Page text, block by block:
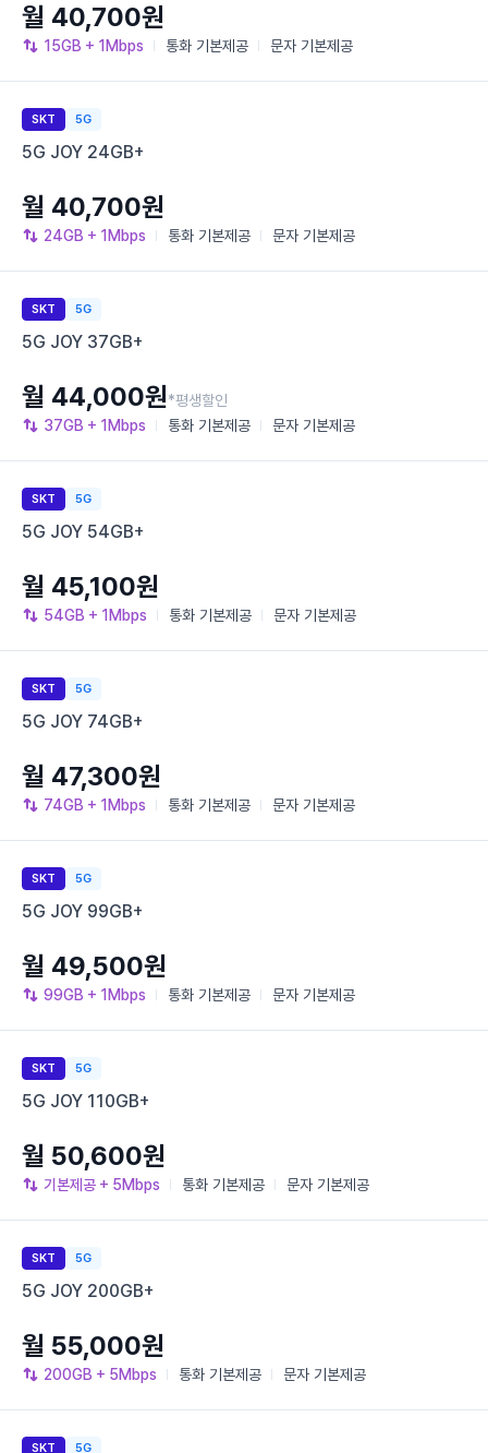
15GB + 1Mbps 통화 기본제공 문자 기본제공
월 40,700원
SKT 5G
5G JOY 24GB+
24GB + 1Mbps 통화 기본제공 문자 기본제공
월 40,700원
SKT 5G
5G JOY 37GB+
37GB + 1Mbps 통화 기본제공 문자 기본제공
월 44,000원*평생할인
SKT 5G
5G JOY 54GB+
54GB + 1Mbps 통화 기본제공 문자 기본제공
월 45,100원
SKT 5G
5G JOY 74GB+
74GB + 1Mbps 통화 기본제공 문자 기본제공
월 47,300원
SKT 5G
5G JOY 99GB+
99GB + 1Mbps 통화 기본제공 문자 기본제공
월 49,500원
SKT 5G
5G JOY 110GB+
기본제공 + 5Mbps 통화 기본제공 문자 기본제공
월 50,600원
SKT 5G
5G JOY 200GB+
200GB + 5Mbps 통화 기본제공 문자 기본제공
월 55,000원
SKT 5G